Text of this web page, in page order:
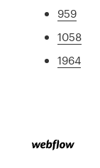
959
1058
1964